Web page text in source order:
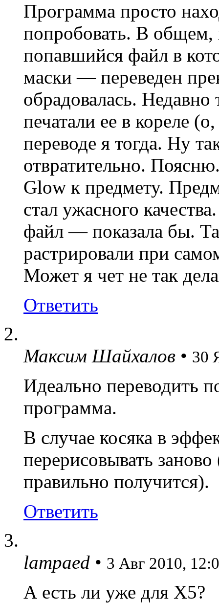
Программа просто
попробовать. В общем,
попавшийся файл в
маски — переведен
обрадовалась. Недавно
печатали ее в кореле
переводе я тогда. Ну
отвратительно.
Glow к предмету.
стал ужасного
файл — показала бы.
растрировали при
Может я чет не так
Ответить
Максим Шайхалов • 30
Идеально переводить
программа.
В случае косяка в
перерисовывать
правильно получится).
Ответить
lampaed • 3 Авг 2010,
А есть ли уже для X5?